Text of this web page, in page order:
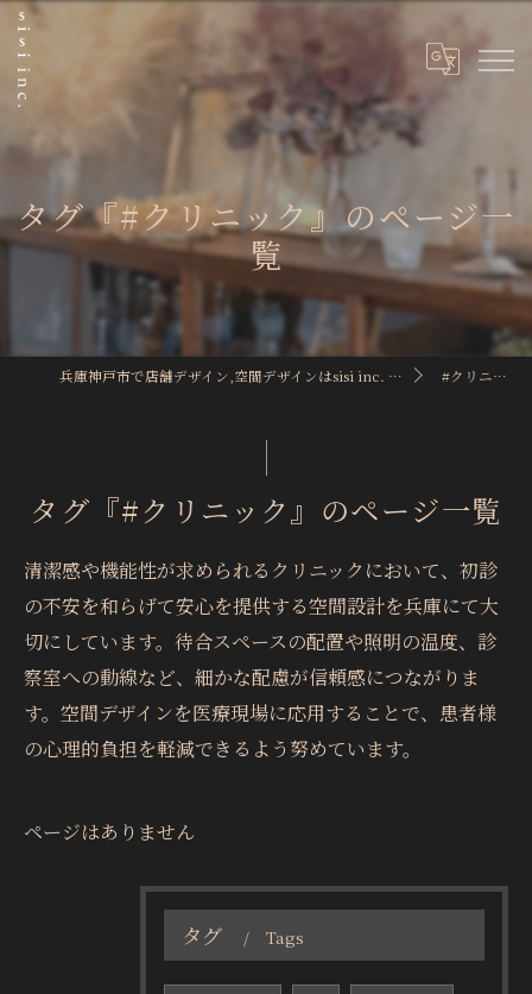
タグ『#クリニック』のページ一
覧
兵庫神戸市で店舗デザイン,空間デザインはsisi inc. / 株式会社sisi #クリニック
タグ『#クリニック』のページ一覧
清潔感や機能性が求められるクリニックにおいて、初診
の不安を和らげて安心を提供する空間設計を兵庫にて大
切にしています。待合スペースの配置や照明の温度、診
察室への動線など、細かな配慮が信頼感につながりま
す。空間デザインを医療現場に応用することで、患者様
の心理的負担を軽減できるよう努めています。
ページはありません
タグ Tags